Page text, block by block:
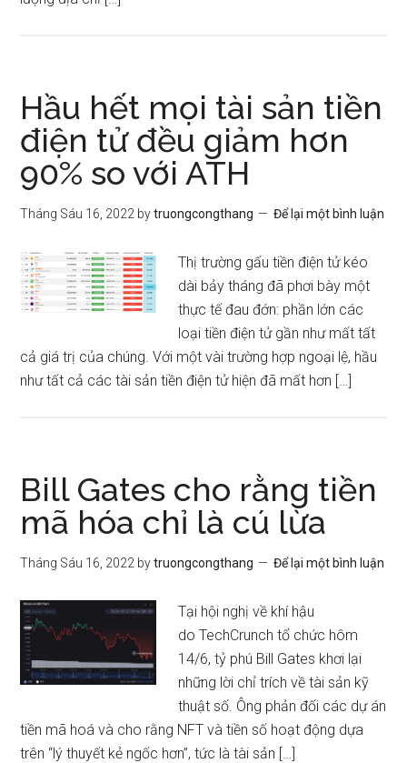
Hầu hết mọi tài sản tiền
điện tử đều giảm hơn
90% so với ATH
Tháng Sáu 16, 2022 bytruongcongthang Để lại một bình luận
Thị trường gấu tiền điện tử kéo
dài bảy tháng đã phơi bày một
thực tế đau đớn: phần lớn các
loại tiền điện tử gần như mất tất
cả giá trị của chúng. Với một vài trường hợp ngoại lệ, hầu
như tất cả các tài sản tiền điện tử hiện đã mất hơn […]
Bill Gates cho rằng tiền
mã hóa chỉ là cú lừa
Tháng Sáu 16, 2022 bytruongcongthang Để lại một bình luận
Tại hội nghị về khí hậu
do TechCrunch tổ chức hôm
14/6, tỷ phú Bill Gates khơi lại
những lời chỉ trích về tài sản kỹ
thuật số. Ông phản đối các dự án
tiền mã hoá và cho rằng NFT và tiền số hoạt động dựa
trên “lý thuyết kẻ ngốc hơn”, tức là tài sản […]